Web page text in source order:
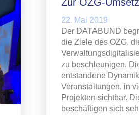
22. Mai 2019
Der DATABUND
die Ziele des OZG,
zu beschleunigen.
entstandene
Veranstaltungen, in
Projekten sichtbar.
beschäftigen sich